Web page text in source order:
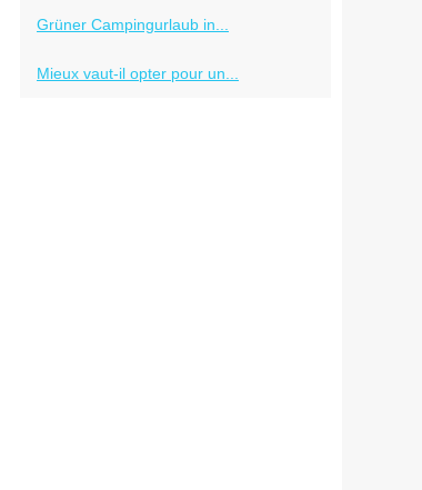
Grüner Campingurlaub in...
Mieux vaut-il opter pour un...